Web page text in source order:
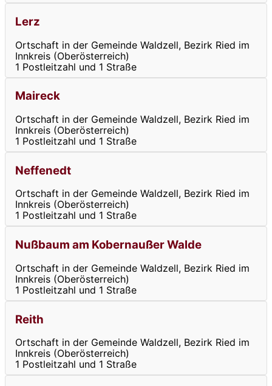
Lerz
Ortschaft in der Gemeinde Waldzell, Bezirk Ried im
Innkreis (Oberösterreich)
1 Postleitzahl und 1 Straße
Maireck
Ortschaft in der Gemeinde Waldzell, Bezirk Ried im
Innkreis (Oberösterreich)
1 Postleitzahl und 1 Straße
Neffenedt
Ortschaft in der Gemeinde Waldzell, Bezirk Ried im
Innkreis (Oberösterreich)
1 Postleitzahl und 1 Straße
Nußbaum am Kobernaußer Walde
Ortschaft in der Gemeinde Waldzell, Bezirk Ried im
Innkreis (Oberösterreich)
1 Postleitzahl und 1 Straße
Reith
Ortschaft in der Gemeinde Waldzell, Bezirk Ried im
Innkreis (Oberösterreich)
1 Postleitzahl und 1 Straße